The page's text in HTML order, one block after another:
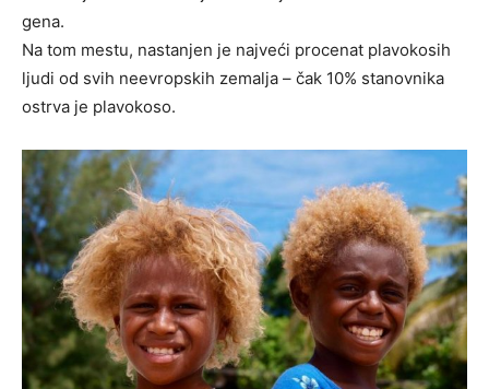
gena.
Na tom mestu, nastanjen je najveći procenat plavokosih
ljudi od svih neevropskih zemalja – čak 10% stanovnika
ostrva je plavokoso.